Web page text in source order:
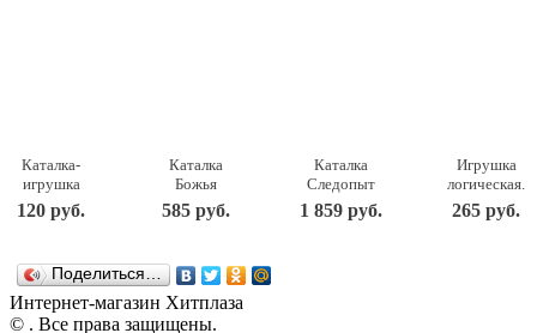
Каталка-
игрушка
Junfa toys
Колесо
120 руб.
Каталка
Божья
коровка
7888
585 руб.
Каталка
Следопыт
431017
1 859 руб.
Игрушка
логическая.
Каталка на
шнурке
265 руб.
Поделиться…
Интернет-магазин Хитплаза
© . Все права защищены.